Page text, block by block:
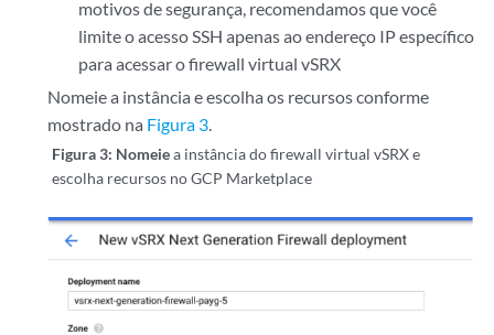
motivos de segurança, recomendamos que você
limite o acesso SSH apenas ao endereço IP específico
para acessar o firewall virtual vSRX
Nomeie a instância e escolha os recursos conforme
mostrado na Figura 3.
Figura 3: Nomeiea instância do firewall virtual vSRX e
escolha recursos no GCP Marketplace